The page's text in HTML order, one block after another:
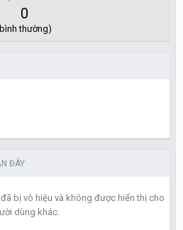
0
thường)
ĐÂY
bị vô hiệu và không được hiển thị cho
dùng khác.